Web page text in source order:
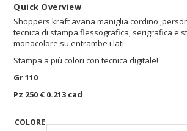
Quick Overview
Shoppers kraft avana maniglia cordino
tecnica di stampa flessografica, serigrafica e
monocolore su entrambe i lati
Stampa a più colori con tecnica digitale!
Gr 110
Pz 250 € 0.213 cad
COLORE